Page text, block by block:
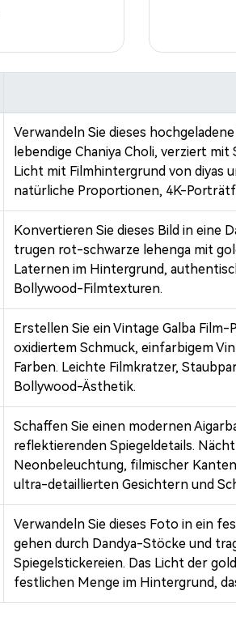
Verwandeln Sie dieses
lebendige Chaniya Choli, verziert
Licht mit Filmhintergrund von diyas
natürliche Proportionen, 4K-
Konvertieren Sie dieses Bild in eine
trugen rot-schwarze lehenga mit
Laternen im Hintergrund,
Bollywood-Filmtexturen.
Erstellen Sie ein Vintage Galba
oxidiertem Schmuck, einfarbigem
Farben. Leichte Filmkratzer,
Bollywood-Ästhetik.
Schaffen Sie einen modernen
reflektierenden Spiegeldetails.
Neonbeleuchtung, filmischer
ultra-detaillierten Gesichtern und
Verwandeln Sie dieses Foto in ein
gehen durch Dandya-Stöcke und
Spiegelstickereien. Das Licht der
festlichen Menge im Hintergrund,